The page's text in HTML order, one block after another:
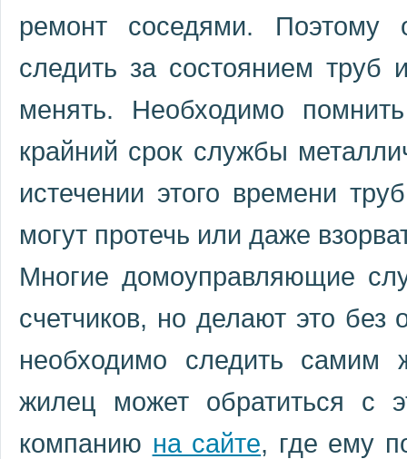
ремонт соседями. Поэтому
следить за состоянием труб
менять. Необходимо
крайний срок службы
истечении этого времени
могут протечь или даже
Многие домоуправляющие
счетчиков, но делают это без
необходимо следить самим
жилец может обратиться с
компанию на сайте, где ему